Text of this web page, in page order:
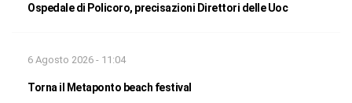
Ospedale di Policoro, precisazioni Direttori delle Uoc
6 Agosto 2026 - 11:04
Torna il Metaponto beach festival